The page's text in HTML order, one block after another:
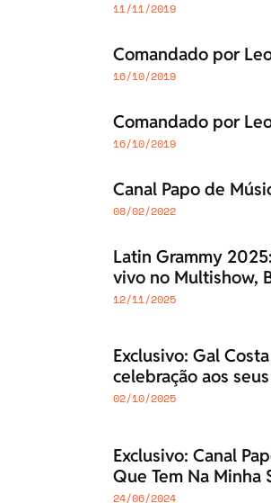
11/11/2019
Comandado por
16/10/2019
Comandado por
16/10/2019
Canal Papo de
08/02/2022
Latin Grammy
vivo no Multishow,
12/11/2025
Exclusivo: Gal
celebração aos
02/10/2025
Exclusivo: Canal
Que Tem Na Minha
24/06/2024